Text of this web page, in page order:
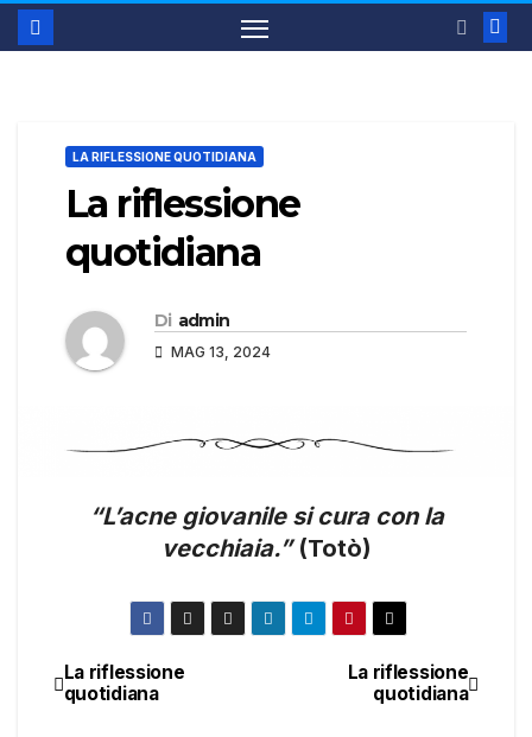
LA RIFLESSIONE QUOTIDIANA
La riflessione
quotidiana
Di admin
MAG 13, 2024
“L’acne giovanile si cura con la
vecchiaia.”(Totò)
Navigazione
La riflessione
quotidiana
La riflessione
quotidiana